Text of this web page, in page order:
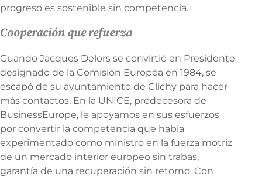
progreso es sostenible sin competencia.
Cooperación que refuerza
Cuando Jacques Delors se convirtió en Presidente
designado de la Comisión Europea en 1984, se
escapó de su ayuntamiento de Clichy para hacer
más contactos. En la UNICE, predecesora de
BusinessEurope, le apoyamos en sus esfuerzos
por convertir la competencia que había
experimentado como ministro en la fuerza motriz
de un mercado interior europeo sin trabas,
garantía de una recuperación sin retorno. Con